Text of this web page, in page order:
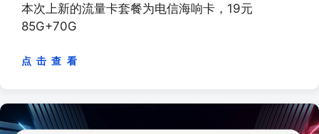
本次上新的流量卡套餐为电信海响卡，19元
85G+70G
点 击 查 看